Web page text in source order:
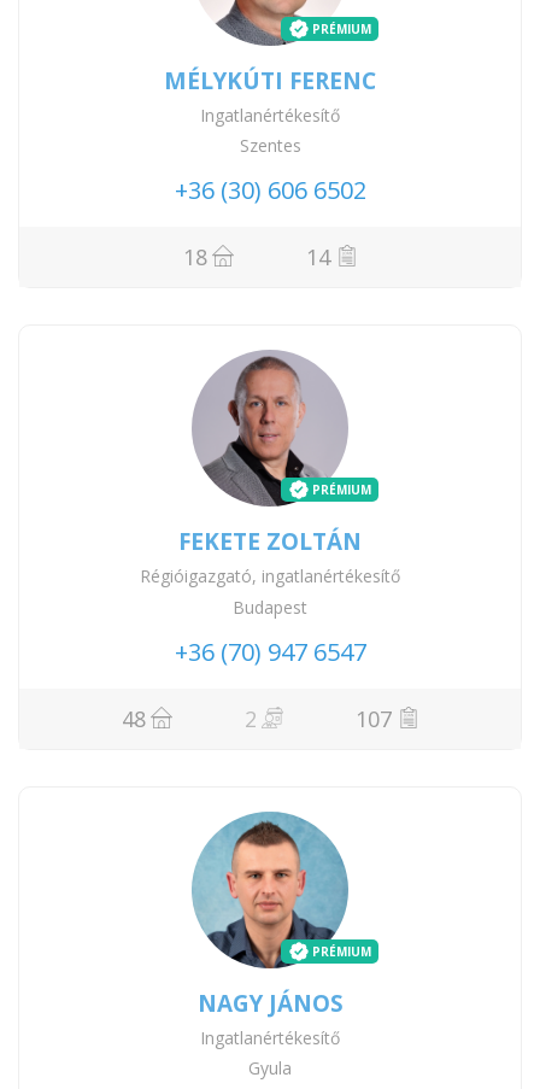
PRÉMIUM
MÉLYKÚTI FERENC
Ingatlanértékesítő
Szentes
+36 (30) 606 6502
18 14
PRÉMIUM
FEKETE ZOLTÁN
Régióigazgató, ingatlanértékesítő
Budapest
+36 (70) 947 6547
48 2 107
PRÉMIUM
NAGY JÁNOS
Ingatlanértékesítő
Gyula